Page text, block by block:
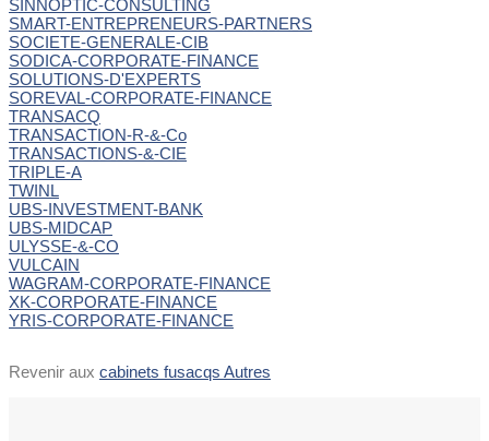
SINNOPTIC-CONSULTING
SMART-ENTREPRENEURS-PARTNERS
SOCIETE-GENERALE-CIB
SODICA-CORPORATE-FINANCE
SOLUTIONS-D'EXPERTS
SOREVAL-CORPORATE-FINANCE
TRANSACQ
TRANSACTION-R-&-Co
TRANSACTIONS-&-CIE
TRIPLE-A
TWINL
UBS-INVESTMENT-BANK
UBS-MIDCAP
ULYSSE-&-CO
VULCAIN
WAGRAM-CORPORATE-FINANCE
XK-CORPORATE-FINANCE
YRIS-CORPORATE-FINANCE
Revenir aux cabinets fusacqs Autres